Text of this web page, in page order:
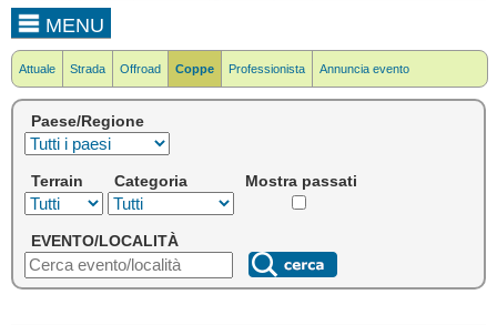
MENU
Attuale Strada Offroad Coppe Professionista Annuncia evento
Paese/Regione
Terrain Categoria Mostra passati
EVENTO/LOCALITÀ